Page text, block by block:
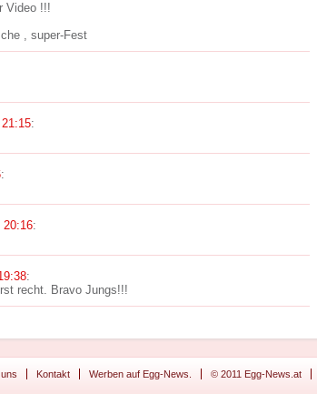
Video !!!
, super-Fest
:
:
20:16:
:
recht. Bravo Jungs!!!
Kontakt Werben auf Egg-News. © 2011 Egg-News.at